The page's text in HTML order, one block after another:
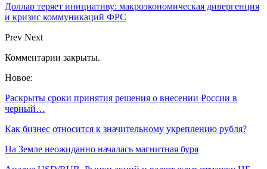
Доллар теряет инициативу: макроэкономическая дивергенция
и кризис коммуникаций ФРС
Prev Next
Комментарии закрыты.
Новое:
Раскрыты сроки принятия решения о внесении России в
черный…
Как бизнес относится к значительному укреплению рубля?
На Земле неожиданно началась магнитная буря